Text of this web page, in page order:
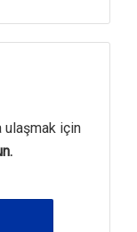
ulaşmak için